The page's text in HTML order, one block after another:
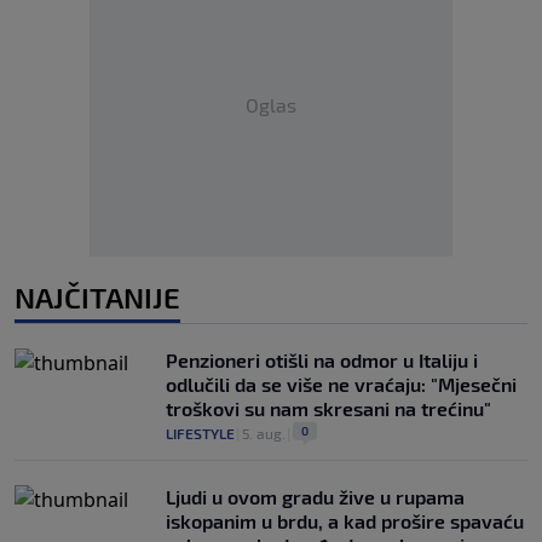
Oglas
NAJČITANIJE
Penzioneri otišli na odmor u Italiju i
odlučili da se više ne vraćaju: "Mjesečni
troškovi su nam skresani na trećinu"
LIFESTYLE 5. aug. 0
Ljudi u ovom gradu žive u rupama
iskopanim u brdu, a kad prošire spavaću